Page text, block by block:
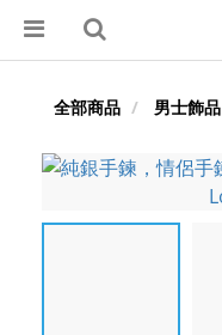
全部商品 男士飾品